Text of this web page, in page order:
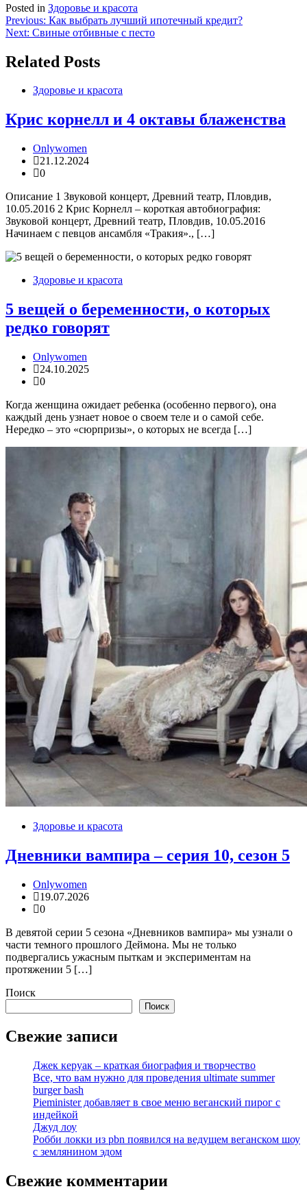
Posted in Здоровье и красота
Навигация
по
записям
Previous: Как выбрать лучший ипотечный кредит?
Next: Свиные отбивные с песто
Related Posts
Здоровье и красота
Крис корнелл и 4 октавы блаженства
Onlywomen
21.12.2024
0
Описание 1 Звуковой концерт, Древний театр, Пловдив,
10.05.2016 2 Крис Корнелл – короткая автобиография:
Звуковой концерт, Древний театр, Пловдив, 10.05.2016
Начинаем с певцов ансамбля «Тракия»., […]
Здоровье и красота
5 вещей о беременности, о которых
редко говорят
Onlywomen
24.10.2025
0
Когда женщина ожидает ребенка (особенно первого), она
каждый день узнает новое о своем теле и о самой себе.
Нередко – это «сюрпризы», о которых не всегда […]
Здоровье и красота
Дневники вампира – серия 10, сезон 5
Onlywomen
19.07.2026
0
В девятой серии 5 сезона «Дневников вампира» мы узнали о
части темного прошлого Деймона. Мы не только
подвергались ужасным пыткам и экспериментам на
протяжении 5 […]
Поиск
Поиск
Свежие записи
Джек керуак – краткая биография и творчество
Все, что вам нужно для проведения ultimate summer
burger bash
Pieminister добавляет в свое меню веганский пирог с
индейкой
Джуд лоу
Робби локки из pbn появился на ведущем веганском шоу
с землянином эдом
Свежие комментарии